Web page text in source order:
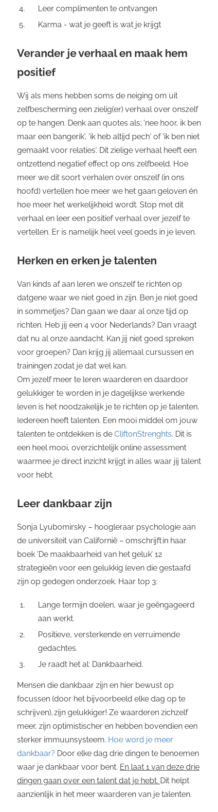
Leer complimenten te ontvangen
Karma - wat je geeft is wat je krijgt
Verander je verhaal en maak hem
positief
Wij als mens hebben soms de neiging om uit
zelfbescherming een zielig(er) verhaal over onszelf
op te hangen. Denk aan quotes als; 'nee hoor, ik ben
maar een bangerik', 'ik heb altijd pech' of 'ik ben niet
gemaakt voor relaties'. Dit zielige verhaal heeft een
ontzettend negatief effect op ons zelfbeeld. Hoe
meer we dit soort verhalen over onszelf (in ons
hoofd) vertellen hoe meer we het gaan geloven én
hoe meer het werkelijkheid wordt. Stop met dit
verhaal en leer een positief verhaal over jezelf te
vertellen. Er is namelijk heel veel goeds in je leven.
Herken en erken je talenten
Van kinds af aan leren we onszelf te richten op
datgene waar we niet goed in zijn. Ben je niet goed
in sommetjes? Dan gaan we daar al onze tijd op
richten. Heb jij een 4 voor Nederlands? Dan vraagt
dat nu al onze aandacht. Kan jij niet goed spreken
voor groepen? Dan krijg jij allemaal cursussen en
trainingen zodat je dat wel kan.
Om jezelf meer te leren waarderen en daardoor
gelukkiger te worden in je dagelijkse werkende
leven is het noodzakelijk je te richten op je talenten.
Iedereen heeft talenten. Een mooi middel om jouw
talenten te ontdekken is de CliftonStrenghts. Dit is
een heel mooi, overzichtelijk online assessment
waarmee je direct inzicht krijgt in alles waar jij talent
voor hebt.
Leer dankbaar zijn
Sonja Lyubomirsky – hoogleraar psychologie aan
de universiteit van Californië – omschrijft in haar
boek ’De maakbaarheid van het geluk’ 12
strategieën voor een gelukkig leven die gestaafd
zijn op gedegen onderzoek. Haar top 3:
Lange termijn doelen, waar je geëngageerd
aan werkt.
Positieve, versterkende en verruimende
gedachtes.
Je raadt het al: Dankbaarheid.
Mensen die dankbaar zijn en hier bewust op
focussen (door het bijvoorbeeld elke dag op te
schrijven), zijn gelukkiger! Ze waarderen zichzelf
meer, zijn optimistischer en hebben bovendien een
sterker immuunsysteem. Hoe word je meer
dankbaar? Door elke dag drie dingen te benoemen
waar je dankbaar voor bent. En laat 1 van deze drie
dingen gaan over een talent dat je hebt. Dit helpt
aanzienlijk in het meer waarderen van je talenten.